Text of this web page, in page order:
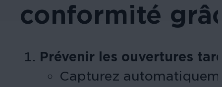
conformité
Prévenir les ouvertures
Capturez